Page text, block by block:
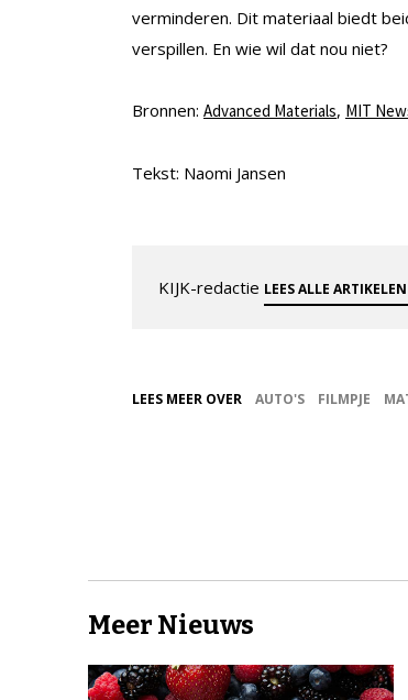
verminderen. Dit materiaal biedt
verspillen. En wie wil dat nou niet?
Bronnen: Advanced Materials, MIT
Tekst: Naomi Jansen
KIJK-redactie LEES ALLE
LEES MEER OVER AUTO'S FILMPJE
Meer Nieuws